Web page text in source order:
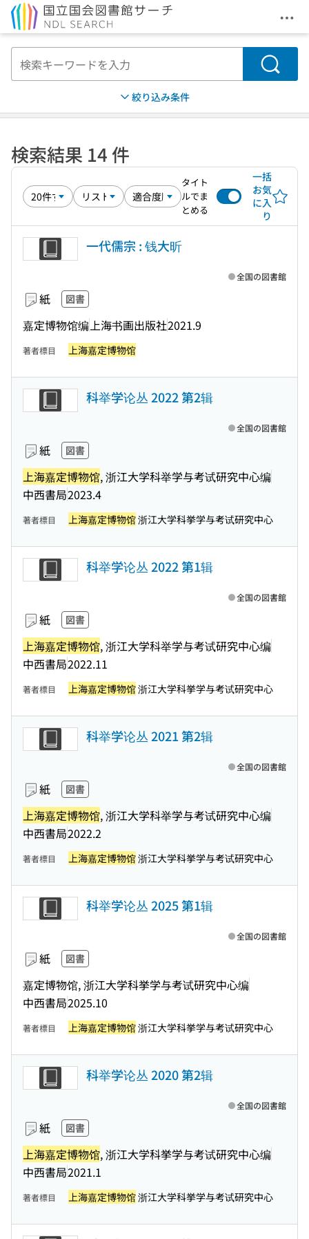
メ
検索
絞り込み条件
検索結果 14 件
タイト
ルでま
とめる
一括
お気
に入
り
一代儒宗 : 钱大昕
紙 図書
嘉定博物馆编 上海书画出版社2021.9
全国の図書館
著者標目 上海嘉定博物馆
科举学论丛 2022 第2辑
紙 図書
上海嘉定博物馆, 浙江大学科举学与考试研究中心编
中西書局2023.4
全国の図書館
著者標目 上海嘉定博物馆浙江大学科挙学与考试研究中心
科举学论丛 2022 第1辑
紙 図書
上海嘉定博物馆, 浙江大学科举学与考试研究中心编
中西書局2022.11
全国の図書館
著者標目 上海嘉定博物馆浙江大学科挙学与考试研究中心
科举学论丛 2021 第2辑
紙 図書
上海嘉定博物馆, 浙江大学科举学与考试研究中心编
中西書局2022.2
全国の図書館
著者標目 上海嘉定博物馆浙江大学科挙学与考试研究中心
科举学论丛 2025 第1辑
紙 図書
嘉定博物馆, 浙江大学科挙学与考试研究中心编
中西書局2025.10
全国の図書館
著者標目 上海嘉定博物馆浙江大学科挙学与考试研究中心
科举学论丛 2020 第2辑
紙 図書
上海嘉定博物馆, 浙江大学科挙学与考试研究中心编
中西書局2021.1
全国の図書館
著者標目 上海嘉定博物馆浙江大学科挙学与考试研究中心